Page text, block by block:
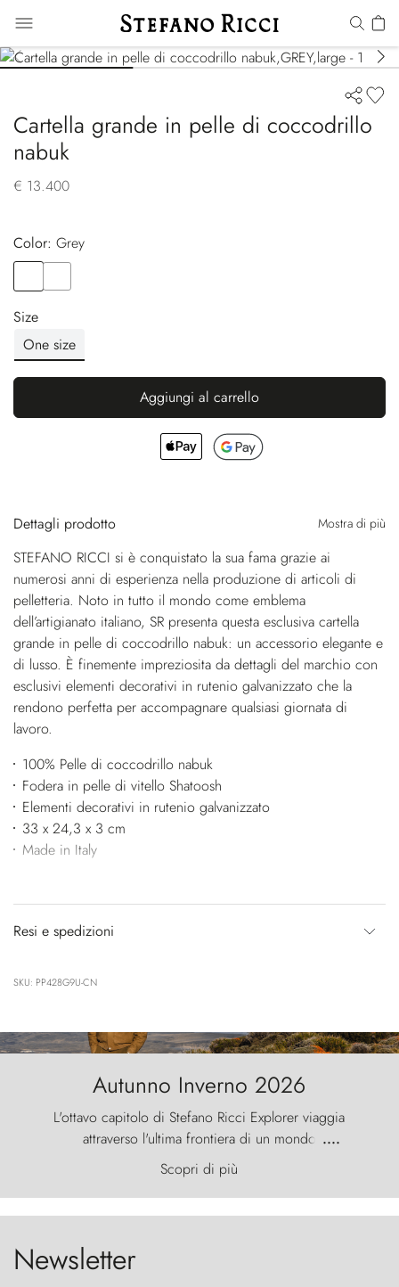
Cartella grande in pelle di coccodrillo
nabuk
€ 13.400
Color:
grey
Size
One size
Aggiungi al carrello
Dettagli prodotto Mostra di più
STEFANO RICCI si è conquistato la sua fama grazie ai
numerosi anni di esperienza nella produzione di articoli di
pelletteria. Noto in tutto il mondo come emblema
dell’artigianato italiano, SR presenta questa esclusiva cartella
grande in pelle di coccodrillo nabuk: un accessorio elegante e
di lusso. È finemente impreziosita da dettagli del marchio con
esclusivi elementi decorativi in rutenio galvanizzato che la
rendono perfetta per accompagnare qualsiasi giornata di
lavoro.
100% Pelle di coccodrillo nabuk
Fodera in pelle di vitello Shatoosh
Elementi decorativi in rutenio galvanizzato
33 x 24,3 x 3 cm
Made in Italy
Resi e spedizioni
SKU: PP428G9U-CN
Autunno Inverno 2026
L'ottavo capitolo di Stefano Ricci Explorer viaggia
attraverso l'ultima frontiera di un mondo
primordiale, dove il vento scolpisce la natura con
furia ancestrale e le Torres del Paine sfidano il
cielo come sentinelle di pietra.
....
Scopri di più
Newsletter